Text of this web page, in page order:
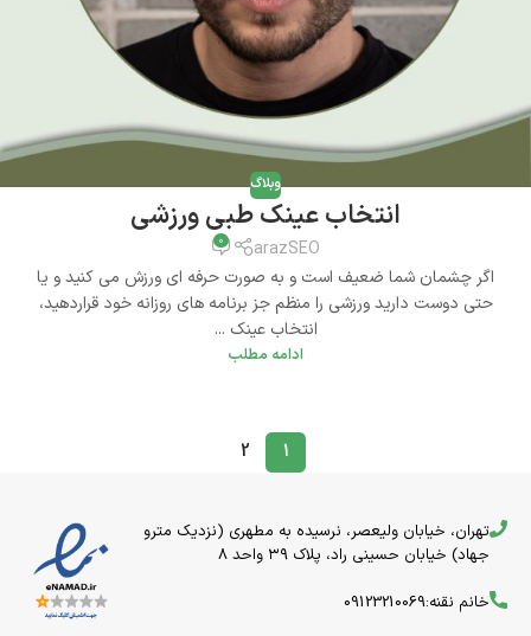
وبلاگ
انتخاب عینک طبی ورزشی
arazSEO
0
اگر چشمان شما ضعیف است و به صورت حرفه ای ورزش می کنید و یا
حتی دوست دارید ورزشی را منظم جز برنامه های روزانه خود قراردهید،
انتخاب عینک ...
ادامه مطلب
1
2
تهران، خیابان ولیعصر، نرسیده به مطهری (نزدیک مترو
جهاد) خیابان حسینی راد، پلاک ۳۹ واحد 8
خانم نقنه:09123210069